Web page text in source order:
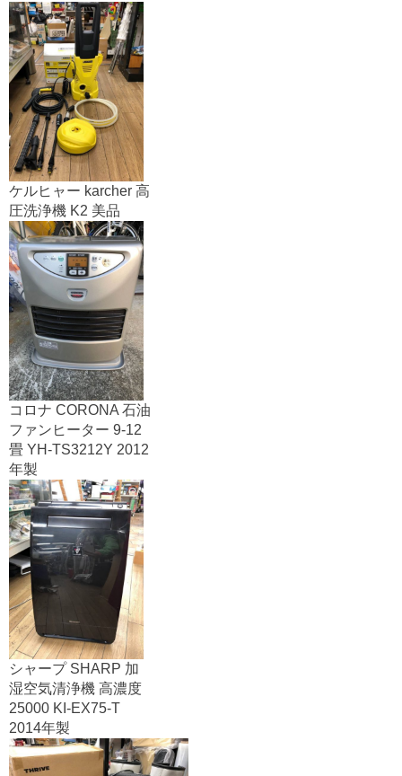
ケルヒャー karcher 高
圧洗浄機 K2 美品
コロナ CORONA 石油
ファンヒーター 9-12
畳 YH-TS3212Y 2012
年製
シャープ SHARP 加
湿空気清浄機 高濃度
25000 KI-EX75-T
2014年製